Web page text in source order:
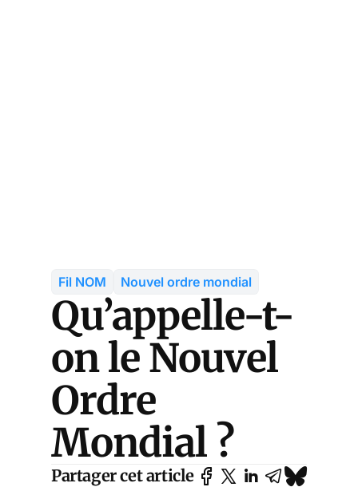
Fil NOM Nouvel ordre mondial
Qu’appelle-t-
on le Nouvel
Ordre
Mondial ?
Partager cet article